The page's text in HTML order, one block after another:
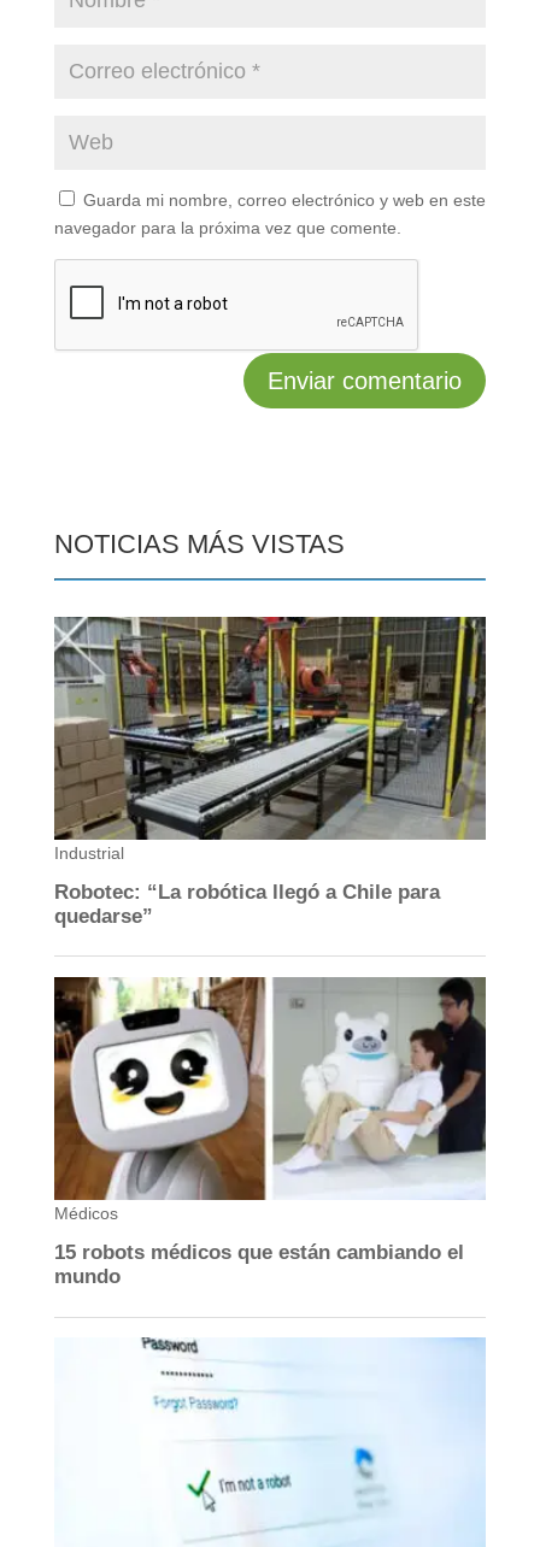
Guarda mi nombre, correo electrónico y web en este
navegador para la próxima vez que comente.
NOTICIAS MÁS VISTAS